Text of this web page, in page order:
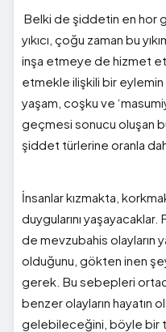
Belki de şiddetin en hor
yıkıcı, çoğu zaman bu
inşa etmeye de hizmet
etmekle ilişkili bir
yaşam, coşku ve
geçmesi sonucu oluşan
şiddet türlerine oranla
İnsanlar kızmakta,
duygularını
de mevzubahis olayların
olduğunu, gökten inen
gerek. Bu sebepleri
benzer olayların hayatın
gelebileceğini, böyle bir